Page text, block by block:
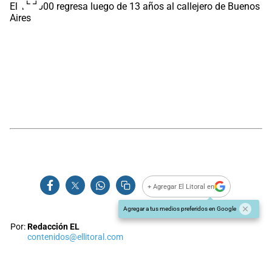
El TC2000 regresa luego de 13 años al callejero de Buenos
Aires
+ Agregar El Litoral en
Agregar a tus medios preferidos en Google
Por:Redacción EL
contenidos@ellitoral.com